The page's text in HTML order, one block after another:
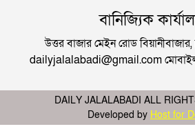
বানিজ্যিক
উত্তর বাজার মেইন রোড
dailyjalalabadi@gmail.com
DAILY JALALABADI ALL
Developed by Host for